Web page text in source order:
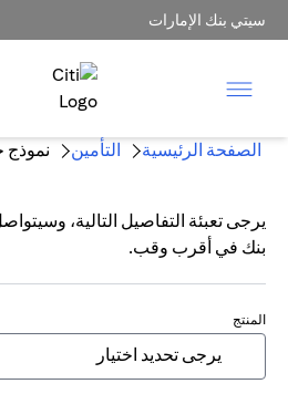
سيتي بنك الإمارات
الصفحة الرئيسية التأمين نموذج
يرجى تعبئة التفاصيل التالية،
بنك في أقرب وقب.
المنتج